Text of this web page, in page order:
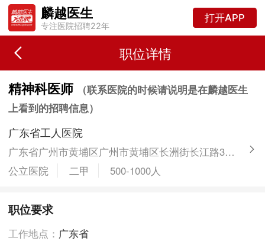
麟越医生
专注医院招聘22年
打开APP
职位详情
精神科医师
（联系医院的时候请说明是在麟越医生
上看到的招聘信息）
广东省工人医院
广东省广州市黄埔区广州市黄埔区长洲街长江路320号
公立医院
二甲 500-1000人
职位要求
工作地点： 广东省